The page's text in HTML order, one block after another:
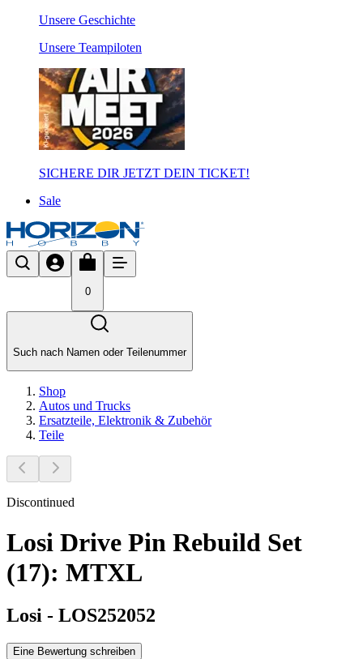
Unsere Geschichte
Unsere Teampiloten
SICHERE DIR JETZT DEIN TICKET!
Sale
0
Such nach Namen oder Teilenummer
Shop
Autos und Trucks
Ersatzteile, Elektronik & Zubehör
Teile
Discontinued
Losi Drive Pin Rebuild Set
(17): MTXL
Losi - LOS252052
Eine Bewertung schreiben